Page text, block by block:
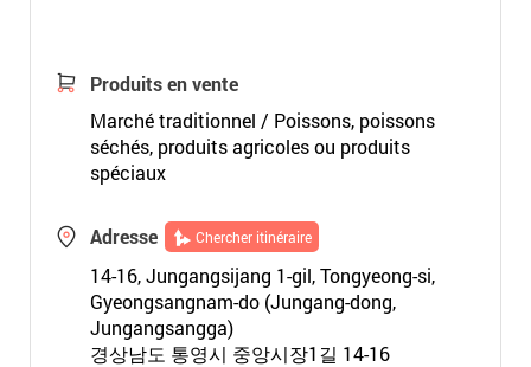
Produits en vente
Marché traditionnel / Poissons, poissons
séchés, produits agricoles ou produits
spéciaux
Adresse Chercher itinéraire
14-16, Jungangsijang 1-gil, Tongyeong-si,
Gyeongsangnam-do (Jungang-dong,
Jungangsangga)
경상남도 통영시 중앙시장1길 14-16